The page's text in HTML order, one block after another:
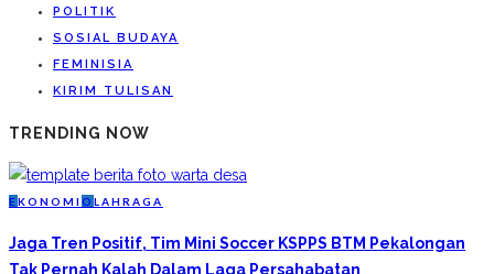
POLITIK
SOSIAL BUDAYA
FEMINISIA
KIRIM TULISAN
TRENDING NOW
EKONOMI O LAHRAGA
Jaga Tren Positif, Tim Mini Soccer KSPPS BTM Pekalongan
Tak Pernah Kalah Dalam Laga Persahabatan